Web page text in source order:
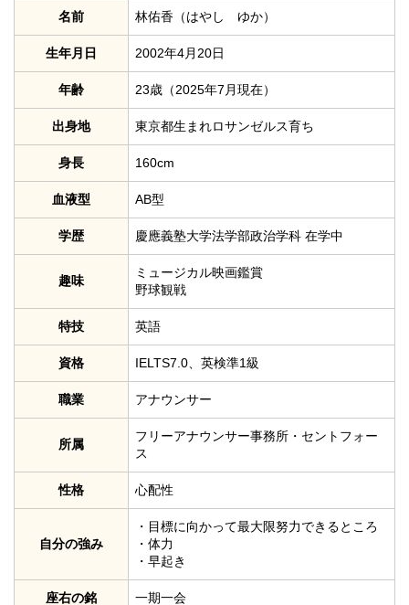
名前 林佑香（はやし ゆか）
生年月日 2002年4月20日
年齢 23歳（2025年7月現在）
出身地 東京都生まれロサンゼルス育ち
身長 160cm
血液型 AB型
学歴 慶應義塾大学法学部政治学科 在学中
趣味
ミュージカル映画鑑賞
野球観戦
特技 英語
資格 IELTS7.0、英検準1級
職業 アナウンサー
所属
フリーアナウンサー事務所・セントフォー
ス
性格 心配性
自分の強み
・目標に向かって最大限努力できるところ
・体力
・早起き
座右の銘 一期一会